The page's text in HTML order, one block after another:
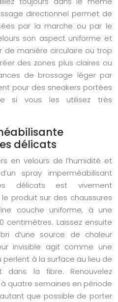
directionnel permet de
par la marche ou par le
son aspect uniforme et
de manière circulaire ou trop
des zones plus claires ou
de brossage léger par
pour des sneakers portées
si vous les utilisez très
délicats
en velours de l’humidité et
spray imperméabilisant
délicats est vivement
produit sur des chaussures
couche uniforme, à une
centimètres. Laissez ensuite
d’une source de chaleur
invisible agit comme une
perlent à la surface au lieu de
dans la fibre. Renouvelez
quatre semaines en période
que possible de porter